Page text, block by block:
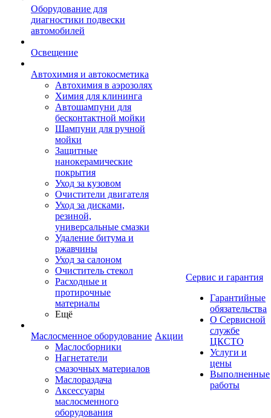
Оборудование для
диагностики подвески
автомобилей
Освещение
Автохимия и автокосметика
Автохимия в аэрозолях
Химия для клининга
Автошампуни для
бесконтактной мойки
Шампуни для ручной
мойки
Защитные
нанокерамические
покрытия
Уход за кузовом
Очистители двигателя
Уход за дисками,
резиной,
универсальные смазки
Удаление битума и
ржавчины
Уход за салоном
Очиститель стекол
Расходные и
протирочные
материалы
Ещё
Маслосменное оборудование
Маслосборники
Нагнетатели
смазочных материалов
Маслораздача
Аксессуары
маслосменного
оборудования
Акции
Сервис и гарантия
Гарантийные
обязательства
О Сервисной
службе
ЦКСТО
Услуги и
цены
Выполненные
работы